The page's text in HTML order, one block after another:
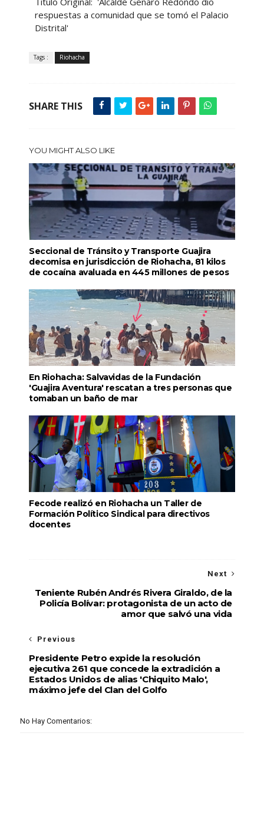
respuestas a comunidad que se tomó el Palacio
Distrital'
Tags : Riohacha
SHARE THIS
YOU MIGHT ALSO LIKE
Seccional de Tránsito y Transporte Guajira
decomisa en jurisdicción de Riohacha, 81 kilos
de cocaína avaluada en 445 millones de pesos
En Riohacha: Salvavidas de la Fundación
'Guajira Aventura' rescatan a tres personas que
tomaban un baño de mar
Fecode realizó en Riohacha un Taller de
Formación Político Sindical para directivos
docentes
Next
Teniente Rubén Andrés Rivera Giraldo, de la
Policía Bolívar: protagonista de un acto de
amor que salvó una vida
Previous
Presidente Petro expide la resolución
ejecutiva 261 que concede la extradición a
Estados Unidos de alias 'Chiquito Malo',
máximo jefe del Clan del Golfo
No Hay Comentarios: